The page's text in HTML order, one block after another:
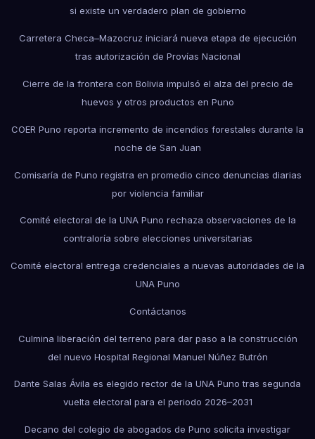
si existe un verdadero plan de gobierno
Carretera Checa–Mazocruz iniciará nueva etapa de ejecución
tras autorización de Provías Nacional
Cierre de la frontera con Bolivia impulsó el alza del precio de
huevos y otros productos en Puno
COER Puno reporta incremento de incendios forestales durante la
noche de San Juan
Comisaría de Puno registra en promedio cinco denuncias diarias
por violencia familiar
Comité electoral de la UNA Puno rechaza observaciones de la
contraloría sobre elecciones universitarias
Comité electoral entrega credenciales a nuevas autoridades de la
UNA Puno
Contáctanos
Culmina liberación del terreno para dar paso a la construcción
del nuevo Hospital Regional Manuel Núñez Butrón
Dante Salas Ávila es elegido rector de la UNA Puno tras segunda
vuelta electoral para el periodo 2026–2031
Decano del colegio de abogados de Puno solicita investigar